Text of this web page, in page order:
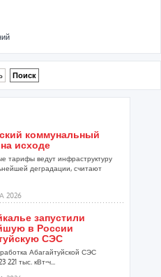
коммунальный
исходе
тарифы ведут инфраструктуру
деградации, считают
2026
запустили
в России
СЭС
Абагайтуйской СЭС
221 тыс. кВт-ч...